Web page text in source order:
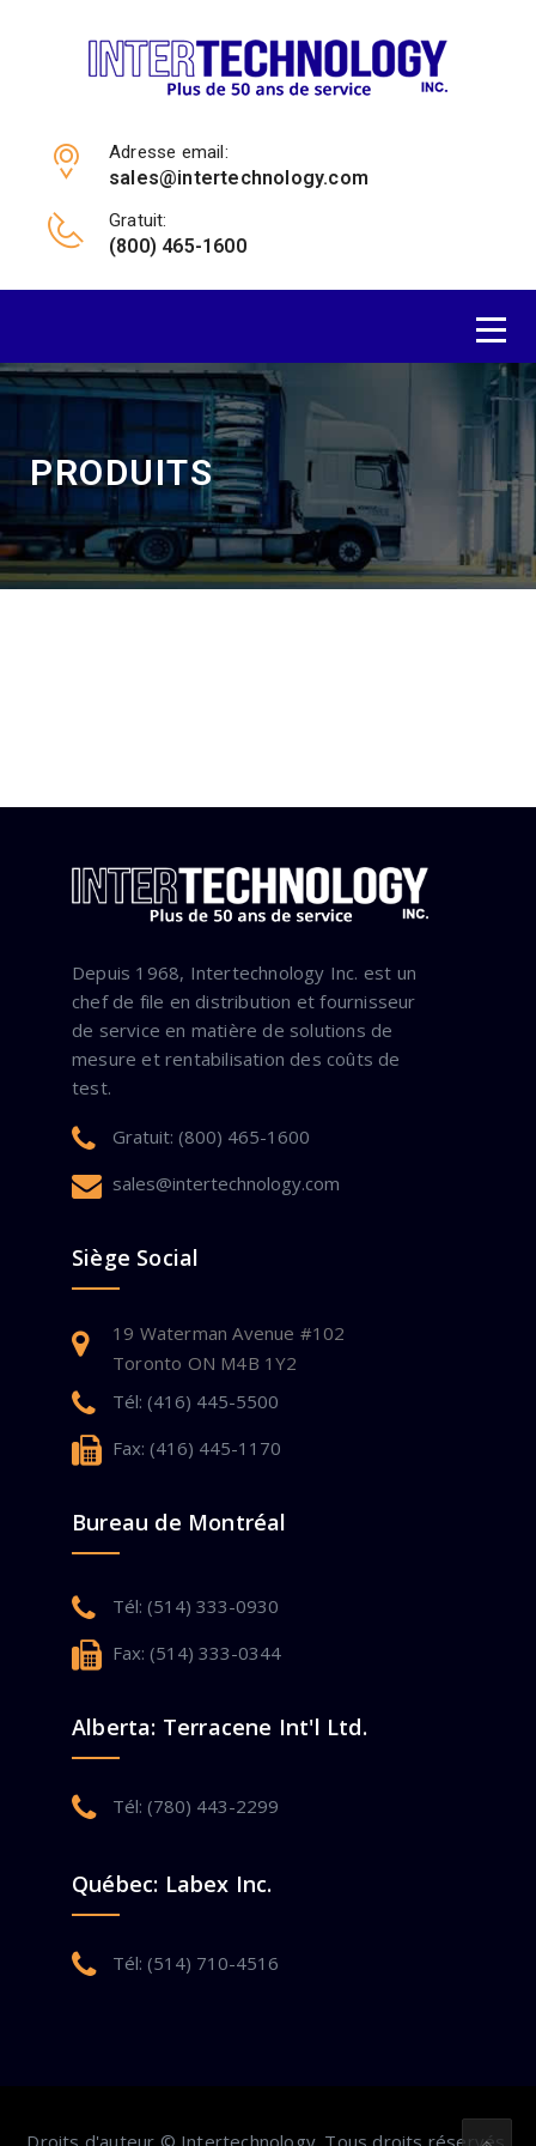
Adresse email:
sales@intertechnology.com
Gratuit:
(800) 465-1600
PRODUITS
Depuis 1968, Intertechnology Inc. est un
chef de file en distribution et fournisseur
de service en matière de solutions de
mesure et rentabilisation des coûts de
test.
Gratuit: (800) 465-1600
sales@intertechnology.com
Siège Social
19 Waterman Avenue #102
Toronto ON M4B 1Y2
Tél: (416) 445-5500
Fax: (416) 445-1170
Bureau de Montréal
Tél: (514) 333-0930
Fax: (514) 333-0344
Alberta: Terracene Int'l Ltd.
Tél: (780) 443-2299
Québec: Labex Inc.
Tél: (514) 710-4516